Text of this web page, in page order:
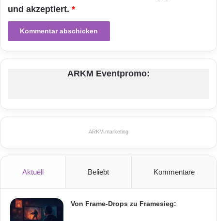
t
f
r
m
und akzeptiert. *
ARKM Eventpromo:
ARKM.marketing
Aktuell Beliebt Kommentare
Von Frame-Drops zu Framesieg: